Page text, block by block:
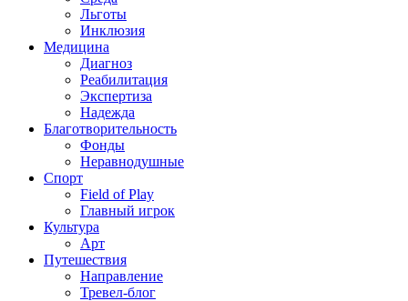
Льготы
Инклюзия
Медицина
Диагноз
Реабилитация
Экспертиза
Надежда
Благотворительность
Фонды
Неравнодушные
Спорт
Field of Play
Главный игрок
Культура
Арт
Путешествия
Направление
Тревел-блог